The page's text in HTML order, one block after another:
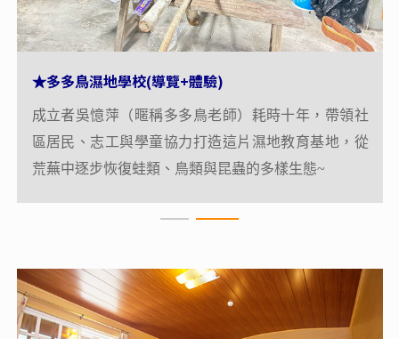
★多多鳥濕地學校(導覽+體驗)
以大自然為教室、結合濕地復育與環境教育的生態園
地。這裡曾經因莫拉克颱風引發土石流而變成荒廢地
★多多鳥濕地學校(導覽+體驗)
成立者吳憶萍（暱稱多多鳥老師）耗時十年，帶領社
區居民、志工與學童協力打造這片濕地教育基地，從
荒蕪中逐步恢復蛙類、鳥類與昆蟲的多樣生態~